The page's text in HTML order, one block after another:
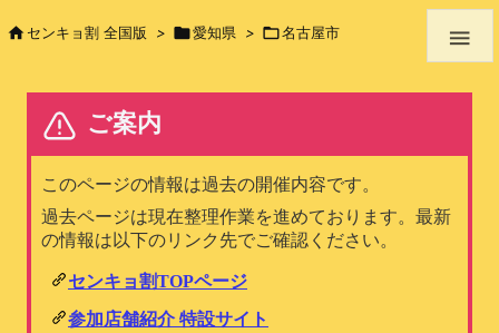

センキョ割 全国版 > 愛知県 > 名古屋市